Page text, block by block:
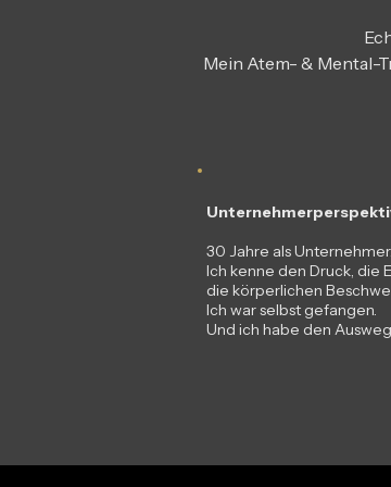
Mein Atem- & Mental-
30 Jahre als Unternehmer.
Ich kenne den Druck, die
die körperlichen
Ich war selbst gefangen.
Und ich habe den